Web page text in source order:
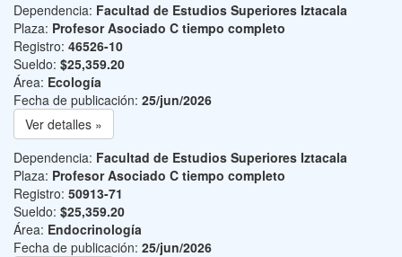
Dependencia: Facultad de Estudios Superiores Iztacala
Plaza: Profesor Asociado C tiempo completo
Registro: 46526-10
Sueldo: $25,359.20
Área: Ecología
Fecha de publicación: 25/jun/2026
Ver detalles »
Dependencia: Facultad de Estudios Superiores Iztacala
Plaza: Profesor Asociado C tiempo completo
Registro: 50913-71
Sueldo: $25,359.20
Área: Endocrinología
Fecha de publicación: 25/jun/2026